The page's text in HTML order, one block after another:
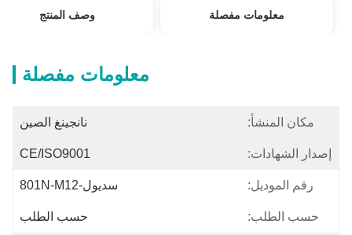
معلومات مفصلة وصف المنتج
معلومات مفصلة
مكان المنشأ: نانجينغ الصين
إصدار الشهادات: CE/ISO9001
رقم الموديل: سديول-801N-M12
حسب الطلب: حسب الطلب